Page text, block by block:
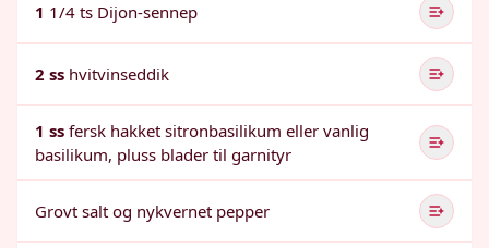
1 1/4 ts Dijon-sennep
2 ss hvitvinseddik
1 ss fersk hakket sitronbasilikum eller vanlig
basilikum, pluss blader til garnityr
Grovt salt og nykvernet pepper